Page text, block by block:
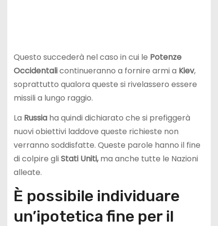
Questo succederà nel caso in cui le Potenze
Occidentalicontinueranno a fornire armi a Kiev,
soprattutto qualora queste si rivelassero essere
missili a lungo raggio.
La Russiaha quindi dichiarato che si prefiggerà
nuovi obiettivi laddove queste richieste non
verranno soddisfatte. Queste parole hanno il fine
di colpire gliStati Uniti,ma anche tutte le Nazioni
alleate.
È possibile individuare
un’ipotetica fine per il